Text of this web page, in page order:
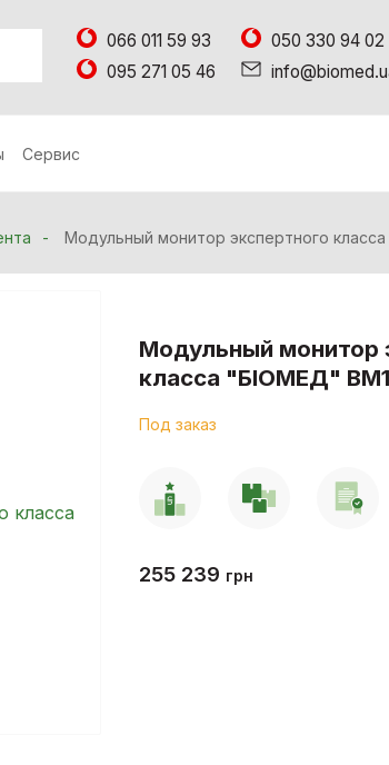
066 011 59 93
050 330 94 02
095 271 05 46
Сервис
Модульный монитор экспертного
Модульный монитор
класса "БІОМЕД"
Под заказ
255 239 грн